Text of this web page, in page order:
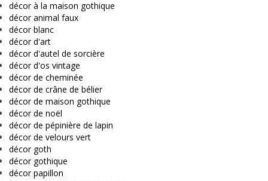
décor à la maison gothique
décor animal faux
décor blanc
décor d'art
décor d'autel de sorcière
décor d'os vintage
décor de cheminée
décor de crâne de bélier
décor de maison gothique
décor de noël
décor de pépinière de lapin
décor de velours vert
décor goth
décor gothique
décor papillon